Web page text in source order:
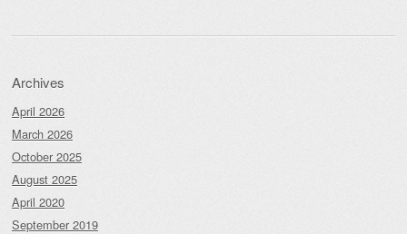
Archives
April 2026
March 2026
October 2025
August 2025
April 2020
September 2019